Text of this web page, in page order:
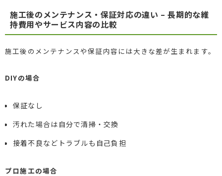
施工後のメンテナンス・保証対応の違い – 長期的な維
持費用やサービス内容の比較
施工後のメンテナンスや保証内容には大きな差が生まれます。
DIYの場合
保証なし
汚れた場合は自分で清掃・交換
接着不良などトラブルも自己負担
プロ施工の場合